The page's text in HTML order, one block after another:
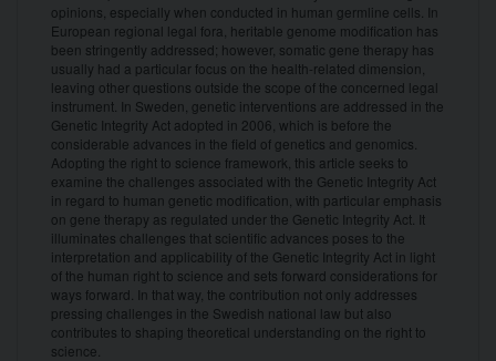
opinions, especially when conducted in human germline cells. In
European regional legal fora, heritable genome modification has
been stringently addressed; however, somatic gene therapy has
usually had a particular focus on the health-related dimension,
leaving other questions outside the scope of the concerned legal
instrument. In Sweden, genetic interventions are addressed in the
Genetic Integrity Act adopted in 2006, which is before the
considerable advances in the field of genetics and genomics.
Adopting the right to science framework, this article seeks to
examine the challenges associated with the Genetic Integrity Act
in regard to human genetic modification, with particular emphasis
on gene therapy as regulated under the Genetic Integrity Act. It
illuminates challenges that scientific advances poses to the
interpretation and applicability of the Genetic Integrity Act in light
of the human right to science and sets forward considerations for
ways forward. In that way, the contribution not only addresses
pressing challenges in the Swedish national law but also
contributes to shaping theoretical understanding on the right to
science.